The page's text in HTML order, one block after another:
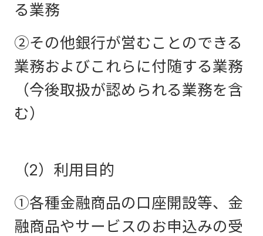
る業務
②その他銀行が営むことのできる
業務およびこれらに付随する業務
（今後取扱が認められる業務を含
む）
（2）利用目的
①各種金融商品の口座開設等、金
融商品やサービスのお申込みの受